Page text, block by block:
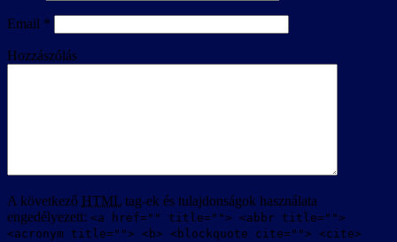
Email *
Hozzászólás
A következő HTML tag-ek és tulajdonságok használata
engedélyezett: <a href="" title=""> <abbr title="">
<acronym title=""> <b> <blockquote cite=""> <cite>